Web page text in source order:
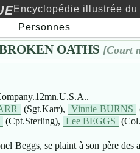
Encyclopédie illustrée du
cinéma au xxe siècle…
Personnes
OATHS [Court
(Sgt.Karr), Vinnie BURNS
(Cpt.Sterling), Lee BEGGS
Beggs, se plaint à son père des